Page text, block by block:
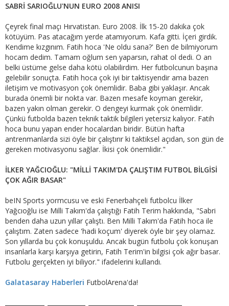
SABRİ SARIOĞLU'NUN EURO 2008 ANISI
Çeyrek final maçı Hırvatistan. Euro 2008. İlk 15-20 dakika çok
kötüyüm. Pas atacağım yerde atamıyorum. Kafa gitti. İçeri girdik.
Kendime kızgınım. Fatih hoca 'Ne oldu sana?' Ben de bilmiyorum
hocam dedim. Tamam oğlum sen yaparsın, rahat ol dedi. O an
belki üstüme gelse daha kötü olabilirdim. Her futbolcunun başına
gelebilir sonuçta. Fatih hoca çok iyi bir taktisyendir ama bazen
iletişim ve motivasyon çok önemlidir. Baba gibi yaklaşır. Ancak
burada önemli bir nokta var. Bazen mesafe koyman gerekir,
bazen yakın olman gerekir. O dengeyi kurmak çok önemlidir.
Çünkü futbolda bazen teknik taktik bilgileri yetersiz kalıyor. Fatih
hoca bunu yapan ender hocalardan biridir. Bütün hafta
antrenmanlarda sizi öyle bir çalıştırır ki taktiksel açıdan, son gün de
gereken motivasyonu sağlar. İkisi çok önemlidir."
İLKER YAĞCIOĞLU: "MİLLİ TAKIM'DA ÇALIŞTIM FUTBOL BİLGİSİ
ÇOK AĞIR BASAR"
beIN Sports yormcusu ve eski Fenerbahçeli futbolcu İlker
Yağcıoğlu ise Milli Takım'da çalıştığı Fatih Terim hakkında, "Sabri
benden daha uzun yıllar çalıştı. Ben Milli Takım'da Fatih hoca ile
çalıştım. Zaten sadece 'hadi koçum' diyerek öyle bir şey olamaz.
Son yıllarda bu çok konuşuldu. Ancak bugün futbolu çok konuşan
insanlarla karşı karşıya getirin, Fatih Terim'in bilgisi çok ağır basar.
Futbolu gerçekten iyi biliyor." ifadelerini kullandı.
Galatasaray Haberleri FutbolArena'da!